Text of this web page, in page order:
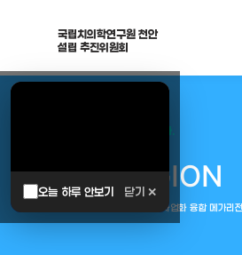
국립치의학연구원 천안
설립 추진위원회
오늘 하루 안보기 닫기 ✕
대한민국은 두번이나 약속하였습니다.
MEGAREGION
중부권 전체를 잇는 연구–임상–평가–사업화 융합 메가리전